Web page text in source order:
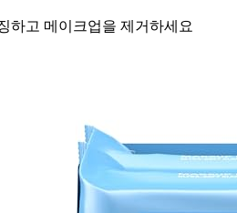
하고 메이크업을 제거하세요